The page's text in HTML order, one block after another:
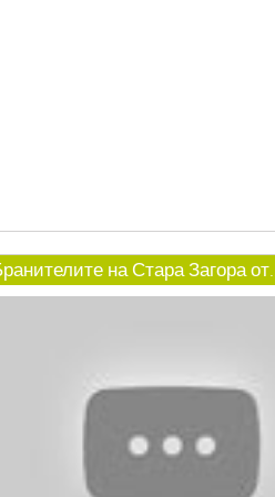
на Стара Загора от...